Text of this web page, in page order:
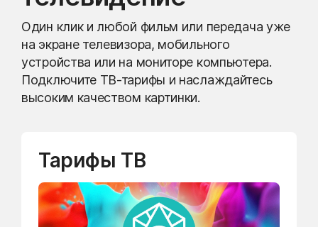
Один клик и любой фильм или передача уже
на экране телевизора, мобильного
устройства или на мониторе компьютера.
Подключите ТВ-тарифы и наслаждайтесь
высоким качеством картинки.
Тарифы ТВ